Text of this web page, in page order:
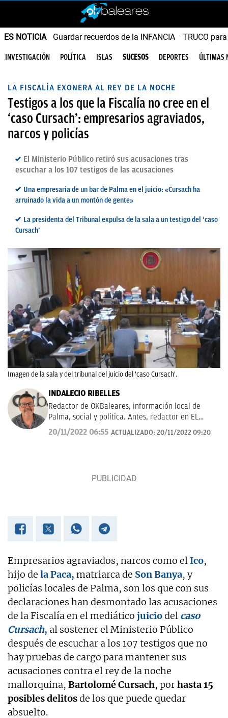
ES NOTICIA Guardar recuerdos de la INFANCIA TRUCO
INVESTIGACIÓN POLÍTICA ISLAS SUCESOS DEPORTES ÚLTIMAS
LA FISCALÍA EXONERA AL REY DE LA NOCHE
Testigos a los que la Fiscalía no cree en el
‘caso Cursach’: empresarios agraviados,
narcos y policías
El Ministerio Público retiró sus acusaciones tras
escuchar a los 107 testigos de las acusaciones
Una empresaria de un bar de Palma en el juicio: «Cursach ha
arruinado la vida a un montón de gente»
La presidenta del Tribunal expulsa de la sala a un testigo del ‘caso
Cursach’
Imagen de la sala y del tribunal del juicio del 'caso Cursach'.
INDALECIO RIBELLES
Redactor de OKBaleares, información local de
Palma, social y política. Antes, redactor en EL
MUNDO/ Baleares durante 20 años.
20/11/2022 06:55 ACTUALIZADO: 20/11/2022 09:20
Empresarios agraviados, narcos como elIco,
hijo de la Paca, matriarca de Son Banya, y
policías locales de Palma, son los que con sus
declaraciones han desmontado las acusaciones
de la Fiscalía en el mediático juiciodel caso
Cursach, al sostener el Ministerio Público
después de escuchar a los 107 testigos que no
hay pruebas de cargo para mantener sus
acusaciones contra el rey de la noche
mallorquina, Bartolomé Cursach, porhasta 15
posibles delitosde los que puede quedar
absuelto.